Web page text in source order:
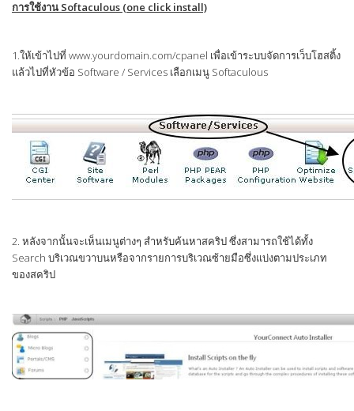
การใช้งาน Softaculous (one click install)
1.ให้เข้าไปที่ www.yourdomain.com/cpanel เพื่อเข้าระบบจัดการเว็บโฮสติ้ง
แล้วไปที่หัวข้อ Software / Services เลือกเมนู Softaculous
2. หลังจากนั้นจะเห็นเมนูต่างๆ สำหรับค้นหาสคริป ซึ่งสามารถใช้ได้ทั้ง
Search บริเวณขวาบนหรือจากรายการบริเวณซ้ายมือซึ่งแบ่งตามประเภท
ของสคริป